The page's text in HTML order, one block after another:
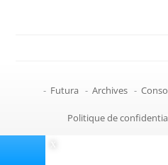
- Futura - Archives - Conso
Politique de